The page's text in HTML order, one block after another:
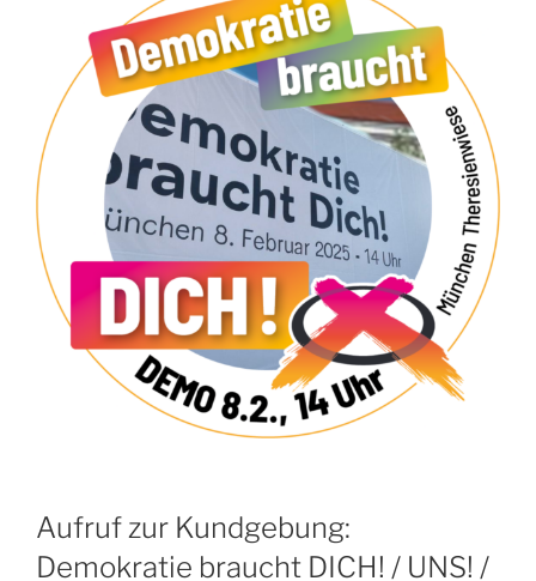
Aufruf zur Kundgebung:
Demokratie braucht DICH! / UNS! /